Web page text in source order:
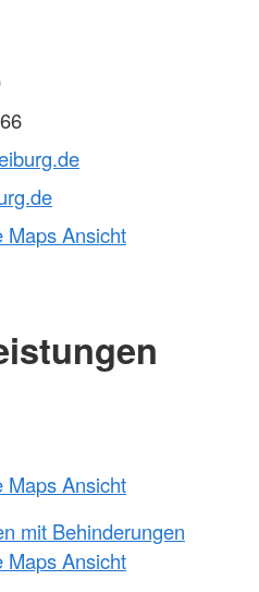
Maps Ansicht
Maps Ansicht
mit Behinderungen
Maps Ansicht